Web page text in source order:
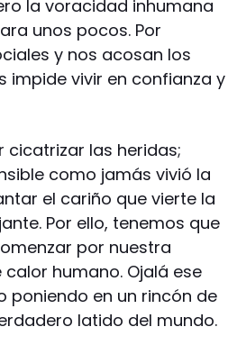
la voracidad inhumana
unos pocos. Por
y nos acosan los
impide vivir en confianza y
las heridas;
como jamás vivió la
el cariño que vierte la
Por ello, tenemos que
por nuestra
humano. Ojalá ese
poniendo en un rincón de
latido del mundo.